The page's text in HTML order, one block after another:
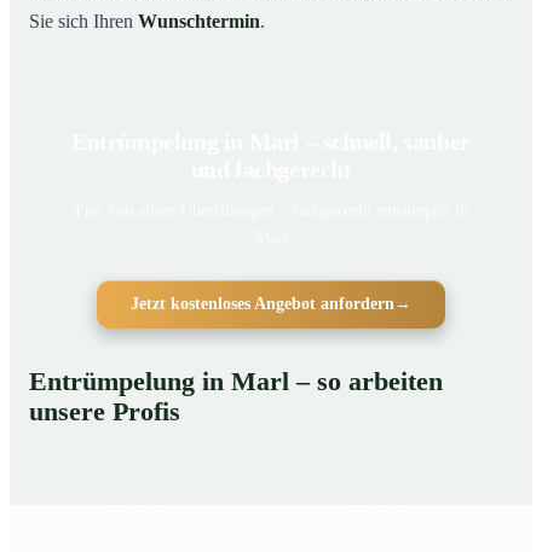
Sie sich Ihren Wunschtermin.
Jetzt kostenloses Angebot anfordern→
Entrümpelung in Marl – so arbeiten
unsere Profis